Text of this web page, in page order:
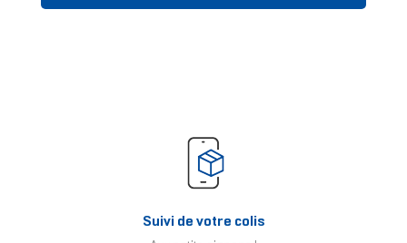
Suivi de votre colis